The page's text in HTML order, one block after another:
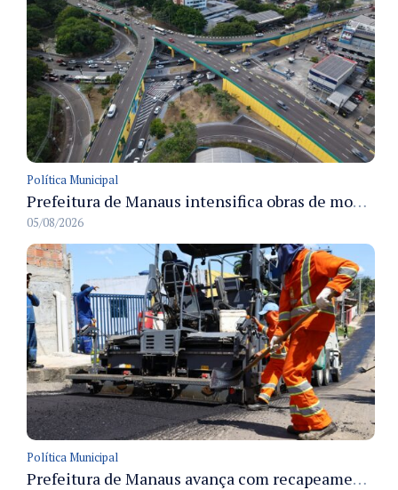
Política Municipal
Prefeitura de Manaus intensifica obras de modernização no viaduto Miguel Arraes para ampliar segurança e acessibilidade na região
05/08/2026
Política Municipal
Prefeitura de Manaus avança com recapeamento no Parque Rio Solimões e cobre cerca de 30 ruas